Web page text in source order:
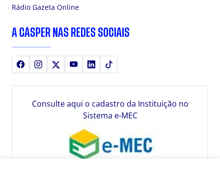
Rádio Gazeta Online
A CÁSPER NAS REDES SOCIAIS
FacebookInstagram YoutubeLinkedIn
Consulte aqui o cadastro da Instituição no
Sistema e-MEC